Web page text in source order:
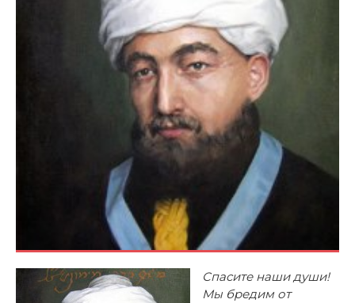
Спасите наши души!
Мы бредим от